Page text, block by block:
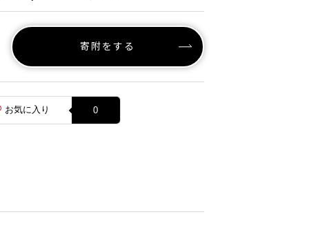
寄附をする
お気に入り 0